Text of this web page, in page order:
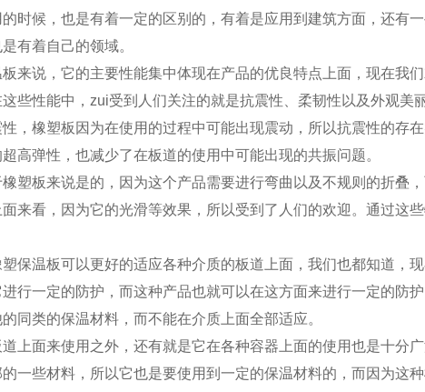
时候，也是有着一定的区别的，有着是应用到建筑方面，还有
有着自己的领域。
来说，它的主要性能集中体现在产品的优良特点上面，现在我
些性能中，zui受到人们关注的就是抗震性、柔韧性以及外观美
，橡塑板因为在使用的过程中可能出现震动，所以抗震性的存
高弹性，也减少了在板道的使用中可能出现的共振问题。
塑板来说是的，因为这个产品需要进行弯曲以及不规则的折叠
来看，因为它的光滑等效果，所以受到了人们的欢迎。通过这
保温板可以更好的适应各种介质的板道上面，我们也都知道，
行一定的防护，而这种产品也就可以在这方面来进行一定的防
同类的保温材料，而不能在介质上面全部适应。
上面来使用之外，还有就是它在各种容器上面的使用也是十分
一些材料，所以它也是要使用到一定的保温材料的，而因为这